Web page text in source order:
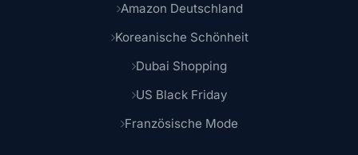
Amazon Deutschland
Koreanische Schönheit
Dubai Shopping
US Black Friday
Französische Mode